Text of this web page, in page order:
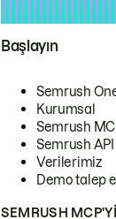
Başlayın
Semrush
Kurumsal
Semrush
Semrush API
Verilerimiz
Demo talep
SEMRUSH